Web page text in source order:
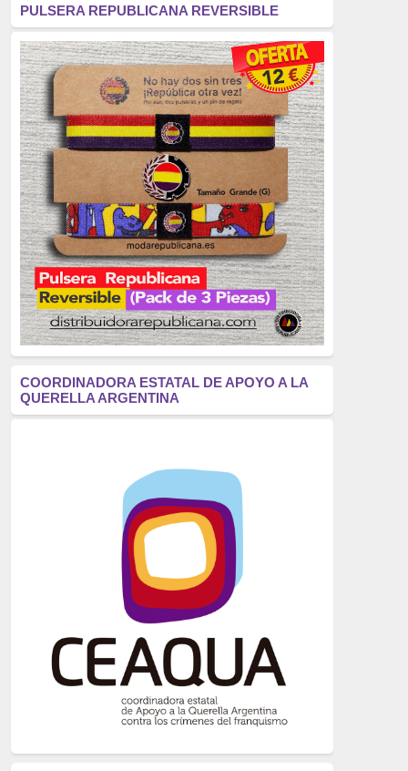
fascismo
(2677)
tardofranquismo
(2320)
Actualidad
(2319)
monarquía
(2253)
borbones
(2176)
Cultura
(2163)
Guerra
(1674)
genocidio
(1234)
mujer
(1070)
Eventos
(914)
Crímenes del franquismo
(721)
(699)
(607)
neofranquismo
(567)
Justicia Universal
Derechos Humanos
(522)
Nacionalcatolicismo
(514)
PULSERA REPUBLICANA REVERSIBLE
COORDINADORA ESTATAL DE APOYO A LA
QUERELLA ARGENTINA